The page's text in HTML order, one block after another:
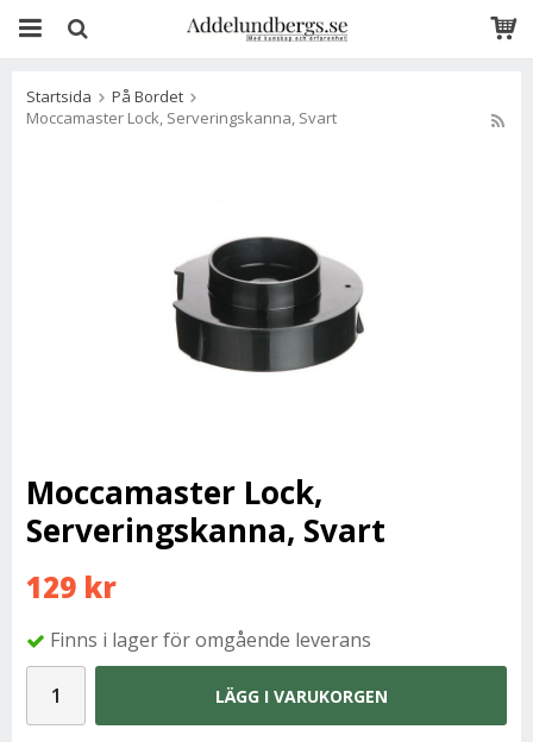
Startsida
På Bordet
Moccamaster Lock, Serveringskanna, Svart
Moccamaster Lock,
Serveringskanna, Svart
129 kr
Finns i lager för omgående leverans
LÄGG I VARUKORGEN